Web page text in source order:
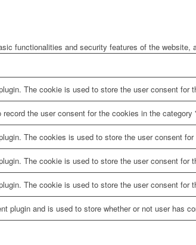
functionalities and security features of the website,
The cookie is used to store the user consent for
the user consent for the cookies in the category
The cookies is used to store the user consent
The cookie is used to store the user consent for
The cookie is used to store the user consent for
plugin and is used to store whether or not user has